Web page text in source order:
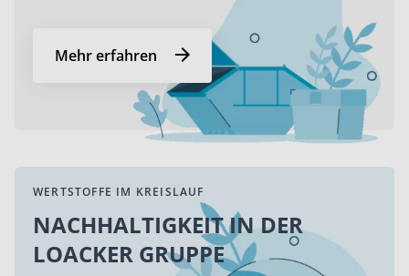
Mehr erfahren
WERTSTOFFE IM KREISLAUF
NACHHALTIGKEIT IN DER
LOACKER GRUPPE